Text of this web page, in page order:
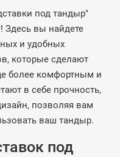
под тандыр"
Здесь вы найдете
и удобных
которые сделают
более комфортным и
в себе прочность,
позволяя вам
ваш тандыр.
под